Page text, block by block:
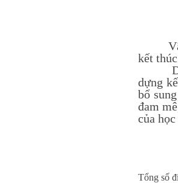
Vậy
kết
Dưới
dựng
bổ
đam
của
Tổng số